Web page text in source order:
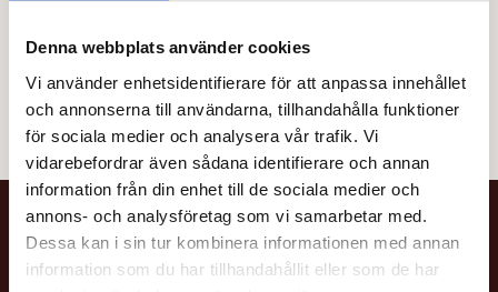
Denna webbplats använder cookies
Vi använder enhetsidentifierare för att anpassa innehållet
och annonserna till användarna, tillhandahålla funktioner
för sociala medier och analysera vår trafik. Vi
vidarebefordrar även sådana identifierare och annan
information från din enhet till de sociala medier och
annons- och analysföretag som vi samarbetar med.
Dessa kan i sin tur kombinera informationen med annan
information som du har tillhandahållit eller som de har
längre att boka.
Se alla filmer
NYHETSBREV